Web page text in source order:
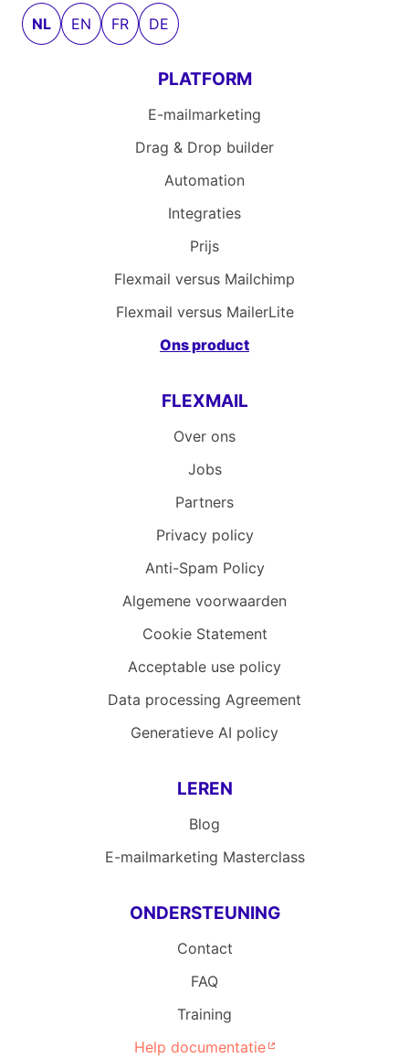
NL EN FR DE
PLATFORM
E-mailmarketing
Drag & Drop builder
Automation
Integraties
Prijs
Flexmail versus Mailchimp
Flexmail versus MailerLite
Ons product
FLEXMAIL
Over ons
Jobs
Partners
Privacy policy
Anti-Spam Policy
Algemene voorwaarden
Cookie Statement
Acceptable use policy
Data processing Agreement
Generatieve AI policy
LEREN
Blog
E-mailmarketing Masterclass
ONDERSTEUNING
Contact
FAQ
Training
Help documentatie